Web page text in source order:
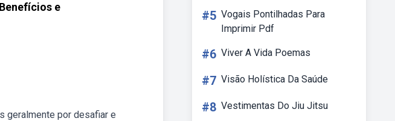
e
geralmente por desafiar e
#5 Vogais Pontilhadas Para
Imprimir Pdf
#6 Viver A Vida Poemas
#7 Visão Holística Da Saúde
#8 Vestimentas Do Jiu Jitsu